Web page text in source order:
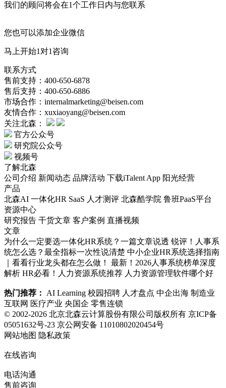
我们的顾问将会在1个工作日内与您联系
您也可以添加企业微信
马上开始1对1咨询
联系方式
售前支持：400-650-6878
售后支持：400-650-6886
市场合作：internalmarketing@beisen.com
友情合作：xuxiaoyang@beisen.com
关注北森：
官方公众号
研究院公众号
视频号
了解北森
公司介绍 新闻动态 品牌活动 下载iTalent App 阳光经营
产品
北森AI 一体化HR SaaS 人才测评 北森酷学院 鲁班PaaS平台
资源中心
研究报告 干货文章 客户案例 直播视频
文章
为什么一定要选一体化HR系统？一篇文章说透 锐评！人事系
统怎么选？最全指标一次性说清楚 中小企业HR系统选择指南
｜看看行业龙头都在怎么做！
最新！2026人事系统榜单深度
解析 HR必看！人力资源系统推荐 人力资源管理软件哪个好
热门推荐： AI Learning 校园招聘 人才盘点 中企出海 制造业
互联网 医疗产业 央国企 零售连锁
© 2002-2026 北京北森云计算股份有限公司版权所有 京ICP备
05051632号-23 京公网安备 11010802020454号
网站地图 隐私政策
在线咨询
电话沟通
售前咨询